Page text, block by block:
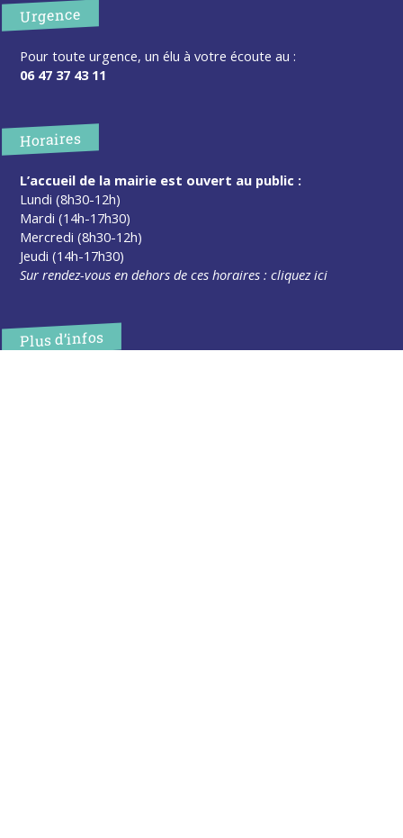
Urgence
Pour toute urgence, un élu à votre écoute au :
06 47 37 43 11
Horaires
L’accueil de la mairie est ouvert au public :
Lundi (8h30-12h)
Mardi (14h-17h30)
Mercredi (8h30-12h)
Jeudi (14h-17h30)
Sur rendez-vous en dehors de ces horaires :cliquez ici
Plus d’infos